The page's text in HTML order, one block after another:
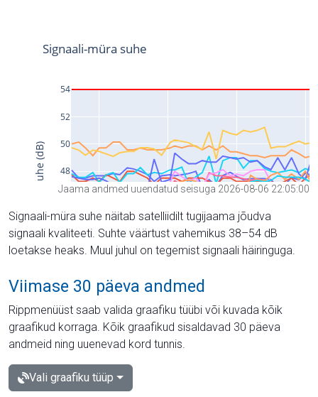
Jaama andmed uuendatud seisuga 2026-08-06 22:05:00
Signaali-müra suhe näitab satelliidilt tugijaama jõudva
signaali kvaliteeti. Suhte väärtust vahemikus 38–54 dB
loetakse heaks. Muul juhul on tegemist signaali häiringuga.
Viimase 30 päeva andmed
Rippmenüüst saab valida graafiku tüübi või kuvada kõik
graafikud korraga. Kõik graafikud sisaldavad 30 päeva
andmeid ning uuenevad kord tunnis.
Vali graafiku tüüp